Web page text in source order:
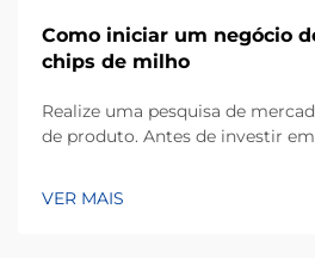
Como iniciar um negócio
chips de milho
Realize uma pesquisa de
de produto. Antes de investir
consumidores locais. Os chips
VER MAIS